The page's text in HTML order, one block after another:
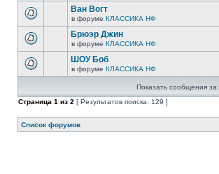
Ван Вогт
в форуме КЛАССИКА НФ
Брюэр Джин
в форуме КЛАССИКА НФ
ШОУ Боб
в форуме КЛАССИКА НФ
Показать сообщения за:
Страница 1 из 2 [ Результатов поиска: 129 ]
Список форумов